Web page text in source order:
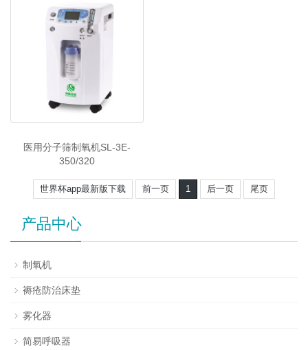
医用分子筛制氧机SL-3E-
350/320
世界杯app最新版下载 前一页 1 后一页 尾页
产品中心
制氧机
褥疮防治床垫
雾化器
简易呼吸器